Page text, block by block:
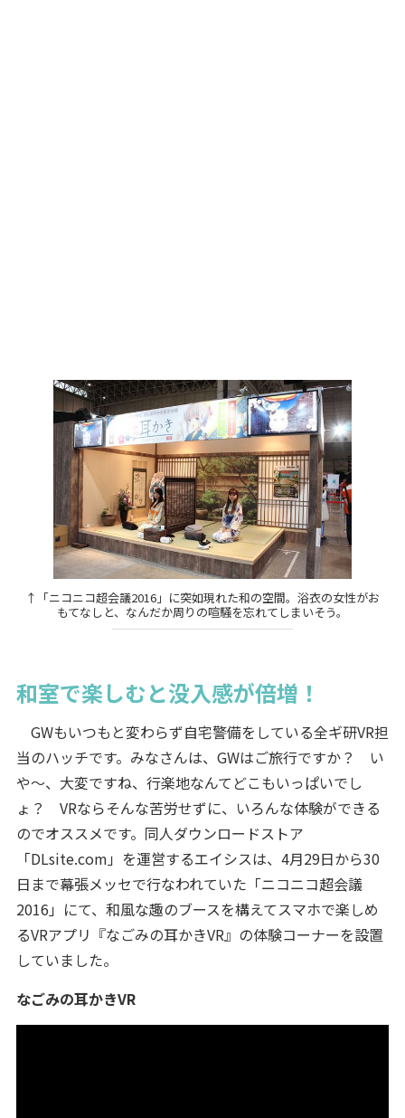
↑「ニコニコ超会議2016」に突如現れた和の空間。浴衣の女性がお
もてなしと、なんだか周りの喧騒を忘れてしまいそう。
和室で楽しむと没入感が倍増！
GWもいつもと変わらず自宅警備をしている全ギ研VR担
当のハッチです。みなさんは、GWはご旅行ですか？ い
や～、大変ですね、行楽地なんてどこもいっぱいでし
ょ？ VRならそんな苦労せずに、いろんな体験ができる
のでオススメです。同人ダウンロードストア
「DLsite.com」を運営するエイシスは、4月29日から30
日まで幕張メッセで行なわれていた「ニコニコ超会議
2016」にて、和風な趣のブースを構えてスマホで楽しめ
るVRアプリ『なごみの耳かきVR』の体験コーナーを設置
していました。
なごみの耳かきVR